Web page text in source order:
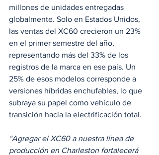
millones de unidades entregadas
globalmente. Solo en Estados Unidos,
las ventas del XC60 crecieron un 23%
en el primer semestre del año,
representando más del 33% de los
registros de la marca en ese país. Un
25% de esos modelos corresponde a
versiones híbridas enchufables, lo que
subraya su papel como vehículo de
transición hacia la electrificación total.
“Agregar el XC60 a nuestra línea de
producción en Charleston fortalecerá